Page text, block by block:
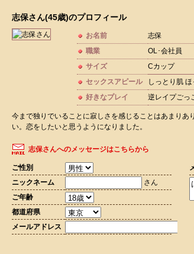
志保さん(45歳)のプロフィール
お名前 志保
職業
OL･会社員
サイズ
Cカップ
セックスアピール
しっとり肌
好きなプレイ
逆レイプごっ
今まで独りでいることに寂しさを感じることはあまり
い。恋をしたいと思うようになりました。
志保さんへのメッセージはこちらから